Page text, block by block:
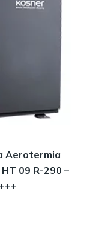
Aerotermia
09 R-290 –